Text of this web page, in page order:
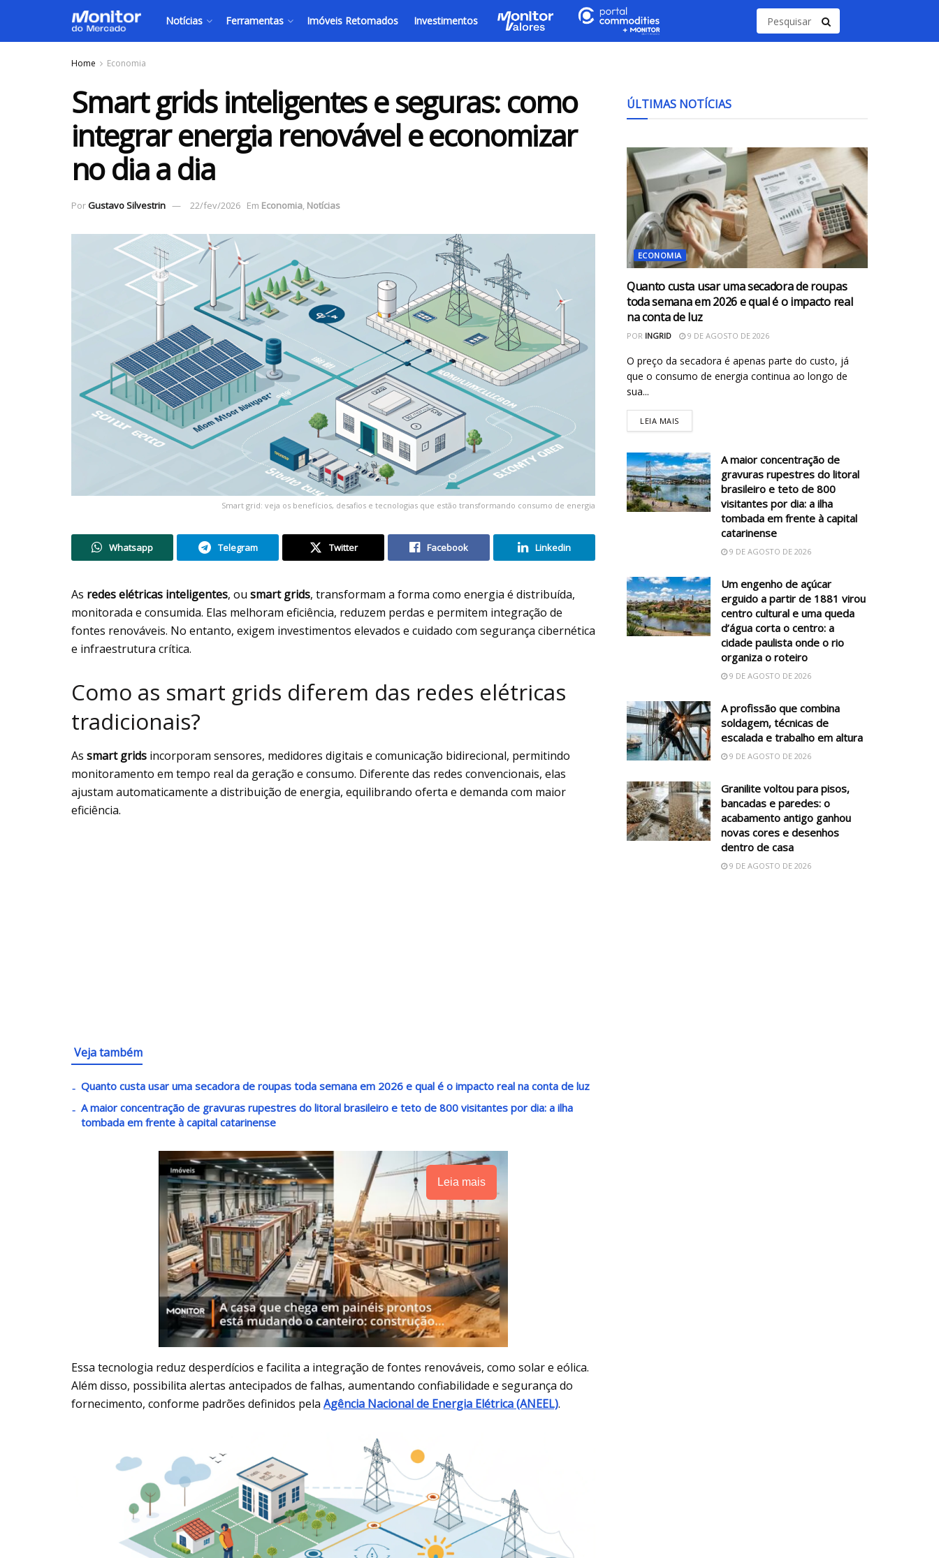
Notícias Ferramentas Imóveis Retomados Investimentos
Home Economia
Smart grids inteligentes e seguras: como
integrar energia renovável e economizar
no dia a dia
PorGustavo Silvestrin 22/fev/2026 Em Economia, Notícias
Smart grid: veja os benefícios, desafios e tecnologias que estão transformando consumo de energia
Whatsapp Telegram Twitter Facebook Linkedin
As redes elétricas inteligentes, ou smart grids, transformam a forma como energia é distribuída,
monitorada e consumida. Elas melhoram eficiência, reduzem perdas e permitem integração de
fontes renováveis. No entanto, exigem investimentos elevados e cuidado com segurança cibernética
e infraestrutura crítica.
Como as smart grids diferem das redes elétricas
tradicionais?
As smart grids incorporam sensores, medidores digitais e comunicação bidirecional, permitindo
monitoramento em tempo real da geração e consumo. Diferente das redes convencionais, elas
ajustam automaticamente a distribuição de energia, equilibrando oferta e demanda com maior
eficiência.
Veja também
Quanto custa usar uma secadora de roupas toda semana em 2026 e qual é o impacto real na conta de luz
A maior concentração de gravuras rupestres do litoral brasileiro e teto de 800 visitantes por dia: a ilha
tombada em frente à capital catarinense
Leia mais
Essa tecnologia reduz desperdícios e facilita a integração de fontes renováveis, como solar e eólica.
Além disso, possibilita alertas antecipados de falhas, aumentando confiabilidade e segurança do
fornecimento, conforme padrões definidos pela Agência Nacional de Energia Elétrica (ANEEL).
ÚLTIMAS NOTÍCIAS
ECONOMIA
Quanto custa usar uma secadora de roupas
toda semana em 2026 e qual é o impacto real
na conta de luz
POR INGRID 9 DE AGOSTO DE 2026
O preço da secadora é apenas parte do custo, já
que o consumo de energia continua ao longo de
sua...
LEIA MAIS
A maior concentração de
gravuras rupestres do litoral
brasileiro e teto de 800
visitantes por dia: a ilha
tombada em frente à capital
catarinense
9 DE AGOSTO DE 2026
Um engenho de açúcar
erguido a partir de 1881 virou
centro cultural e uma queda
d’água corta o centro: a
cidade paulista onde o rio
organiza o roteiro
9 DE AGOSTO DE 2026
A profissão que combina
soldagem, técnicas de
escalada e trabalho em altura
9 DE AGOSTO DE 2026
Granilite voltou para pisos,
bancadas e paredes: o
acabamento antigo ganhou
novas cores e desenhos
dentro de casa
9 DE AGOSTO DE 2026